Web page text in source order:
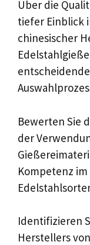
Über die
tiefer Einblick
chinesischer
Bewerten Sie
der
Kompetenz
Identifizieren
Herstellers